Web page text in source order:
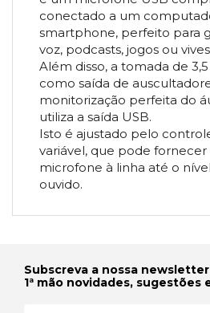
conectado a um
smartphone, perfeito para
voz, podcasts, jogos ou
Além disso, a tomada de
como saída de
monitorização perfeita do
utiliza a saída USB.
Isto é ajustado pelo
variável, que pode fornecer
microfone à linha até o
ouvido.
Subscreva a nossa
1ª mão novidades, sugestões